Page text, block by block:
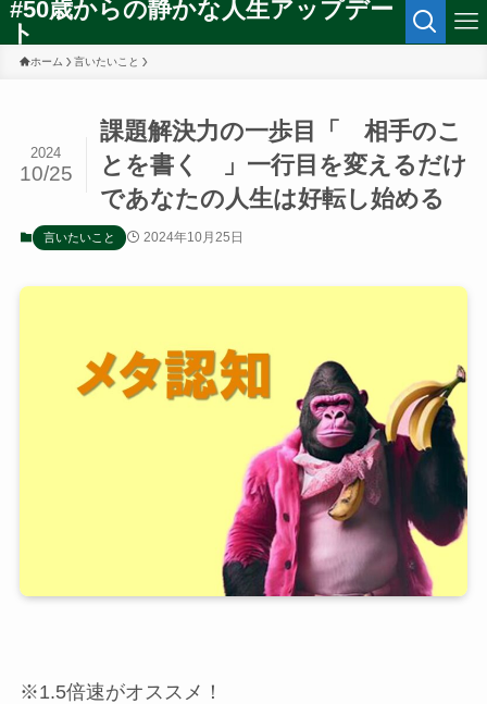
#50歳からの静かな人生アップデー
ト
ホーム 言いたいこと
課題解決力の一歩目「 相手のこ
とを書く 」一行目を変えるだけ
であなたの人生は好転し始める
2024
10/25
言いたいこと 2024年10月25日
※1.5倍速がオススメ！